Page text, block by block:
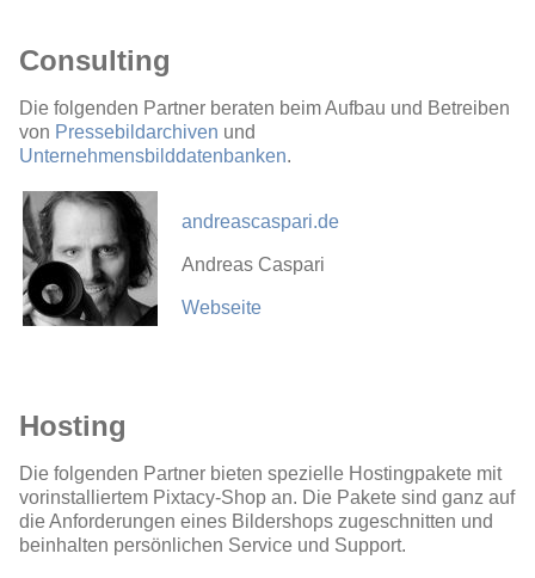
Consulting
Die folgenden Partner beraten beim Aufbau und Betreiben
von Pressebildarchiven und
Unternehmensbilddatenbanken.
andreascaspari.de
Andreas Caspari
Webseite
Hosting
Die folgenden Partner bieten spezielle Hostingpakete mit
vorinstalliertem Pixtacy-Shop an. Die Pakete sind ganz auf
die Anforderungen eines Bildershops zugeschnitten und
beinhalten persönlichen Service und Support.